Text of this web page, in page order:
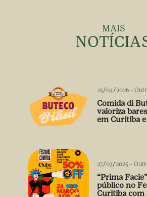
MAIS
25/04/2026 -
Comida di
valoriza
em Curitiba
27/03/2025 -
“Prima
público no
Curitiba com